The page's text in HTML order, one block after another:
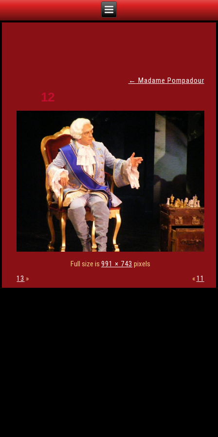
← Madame Pompadour
12
Full size is 991 × 743 pixels
13 » «11